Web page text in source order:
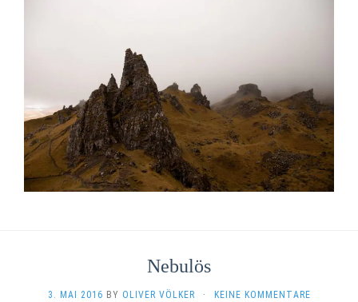
Nebulös
3. MAI 2016 BY OLIVER VÖLKER · KEINE KOMMENTARE